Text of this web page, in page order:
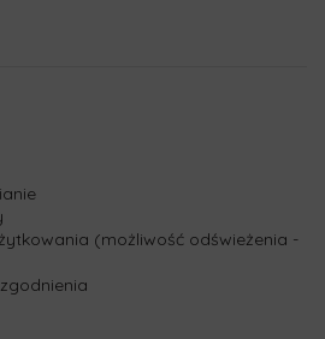
(możliwość odświeżenia -